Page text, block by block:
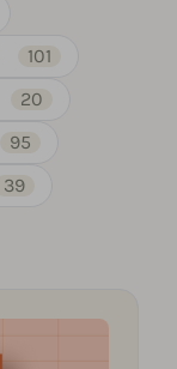
101
20
95
39